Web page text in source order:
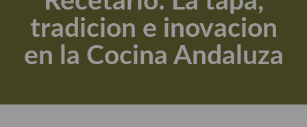
Apuntes, estudios sobre temas interesantes e importantes
Aceite de Oliva Virgen Extra (AOVE)
Recetas maridadas con los mejores AOVES
tradicion e inovacion
en la Cocina Andaluza